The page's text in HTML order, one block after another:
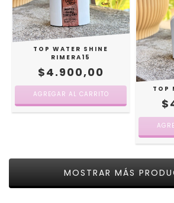
TOP WATER SHINE
RIMERA15
$4.900,00
TOP
MOSTRAR MÁS